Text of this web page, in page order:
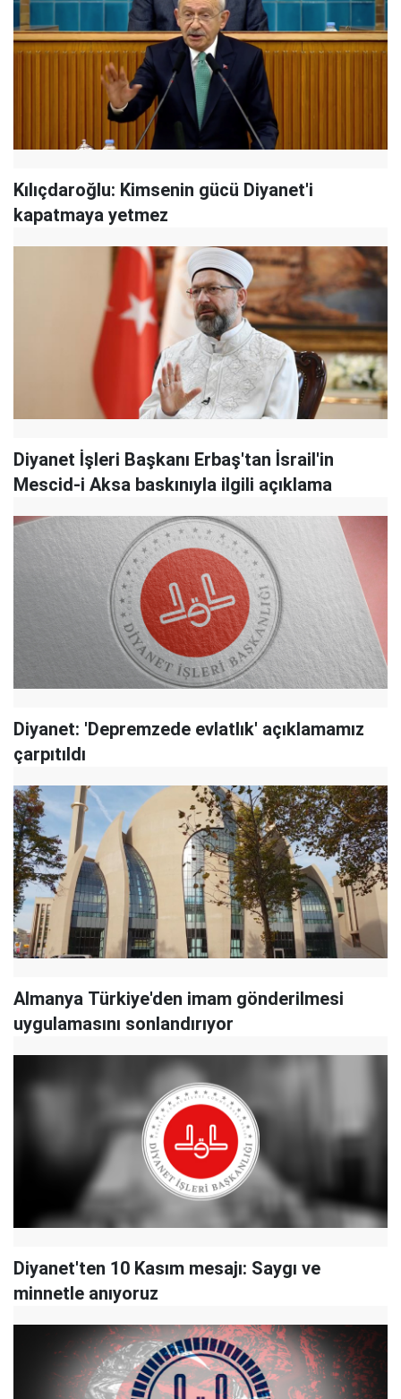
Kılıçdaroğlu: Kimsenin gücü Diyanet'i
kapatmaya yetmez
Diyanet İşleri Başkanı Erbaş'tan İsrail'in
Mescid-i Aksa baskınıyla ilgili açıklama
Diyanet: 'Depremzede evlatlık' açıklamamız
çarpıtıldı
Almanya Türkiye'den imam gönderilmesi
uygulamasını sonlandırıyor
Diyanet'ten 10 Kasım mesajı: Saygı ve
minnetle anıyoruz